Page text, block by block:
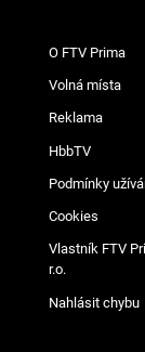
O FTV Prima
Volná místa
Reklama
HbbTV
Podmínky
Cookies
Vlastník FTV
r.o.
Nahlásit chybu